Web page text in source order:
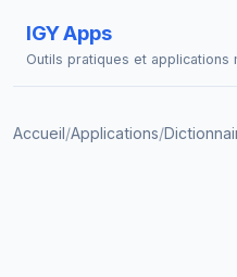
IGY Apps
Outils pratiques et applications
Accueil/Applications/